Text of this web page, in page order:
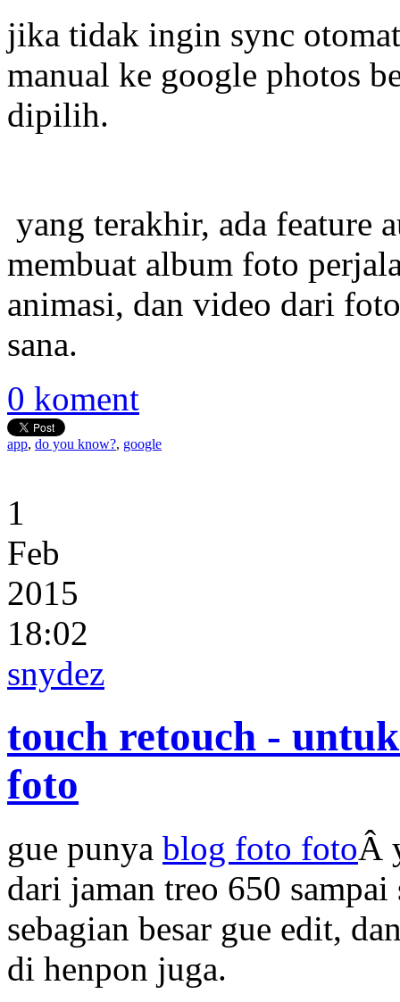
jika tidak ingin sync
manual ke google photos
dipilih.
yang terakhir, ada feature
membuat album foto
animasi, dan video dari
sana.
0 koment
app, do you know?, google
1
Feb
2015
18:02
snydez
touch retouch -
foto
gue punya blog foto fotoÂ
dari jaman treo 650
sebagian besar gue edit,
di henpon juga.